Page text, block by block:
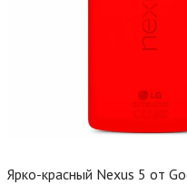
Ярко-красный Nexus 5 от